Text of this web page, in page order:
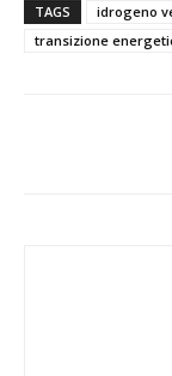
TAGS idrogeno
transizione